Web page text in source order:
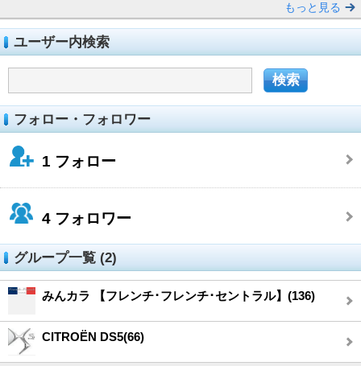
もっと見る
ユーザー内検索
フォロー・フォロワー
1 フォロー
4 フォロワー
グループ一覧 (2)
みんカラ 【フレンチ･フレンチ･セントラル】(136)
CITROËN DS5(66)